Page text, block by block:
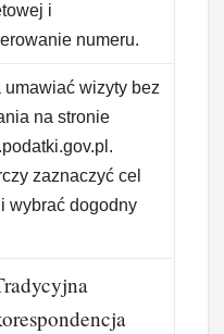
i
numeru.
umawiać wizyty bez
na stronie
zaznaczyć cel
wybrać dogodny